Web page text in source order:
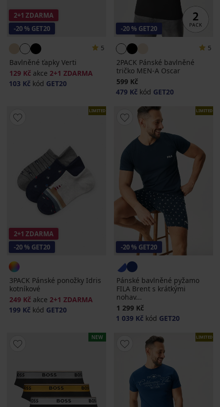
2+1 ZDARMA
-20 % GET20
5
Bavlněné ťapky Verti
129 Kč akce 2+1 ZDARMA
103 Kč kód GET20
-20 % GET20
5
2PACK Pánské bavlněné
tričko MEN-A Oscar
599 Kč
479 Kč kód GET20
LIMITED
2+1 ZDARMA
-20 % GET20
3PACK Pánské ponožky Idris
kotníkové
249 Kč akce 2+1 ZDARMA
199 Kč kód GET20
LIMITED
-20 % GET20
Pánské bavlněné pyžamo
FILA Brent s krátkými
nohav...
1 299 Kč
1 039 Kč kód GET20
NEW LIMITED